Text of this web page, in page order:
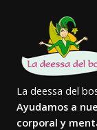
La deessa del
Ayudamos a
corporal y